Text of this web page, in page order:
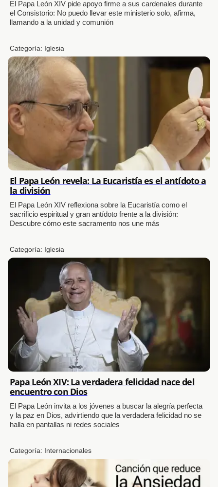
El Papa León XIV pide apoyo firme a sus cardenales durante
el Consistorio: No puedo llevar este ministerio solo, afirma,
llamando a la unidad y comunión
Categoría: Iglesia
El Papa León revela: La Eucaristía es el antídoto a
la división
El Papa León XIV reflexiona sobre la Eucaristía como el
sacrificio espiritual y gran antídoto frente a la división:
Descubre cómo este sacramento nos une más
Categoría: Iglesia
Papa León XIV: La verdadera felicidad nace del
encuentro con Dios
El Papa León invita a los jóvenes a buscar la alegría perfecta
y la paz en Dios, advirtiendo que la verdadera felicidad no se
halla en pantallas ni redes sociales
Categoría: Internacionales